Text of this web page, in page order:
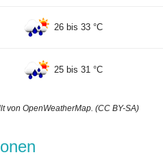
26 bis 33 °C
25 bis 31 °C
von OpenWeatherMap. (CC BY-SA)